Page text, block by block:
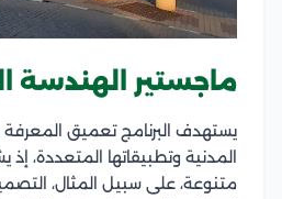
ماجستير الهندسة
يستهدف البرنامج تعميق
المدنية وتطبيقاتها المتعددة،
متنوعة، على سبيل المثال،